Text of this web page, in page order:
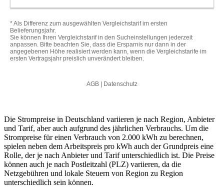
Die Strompreise in Deutschland variieren je nach Region, Anbieter
und Tarif, aber auch aufgrund des jährlichen Verbrauchs. Um die
Strompreise für einen Verbrauch von 2.000 kWh zu berechnen,
spielen neben dem Arbeitspreis pro kWh auch der Grundpreis eine
Rolle, der je nach Anbieter und Tarif unterschiedlich ist. Die Preise
können auch je nach Postleitzahl (PLZ) variieren, da die
Netzgebühren und lokale Steuern von Region zu Region
unterschiedlich sein können.